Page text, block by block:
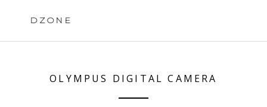
DZONE
OLYMPUS DIGITAL CAMERA